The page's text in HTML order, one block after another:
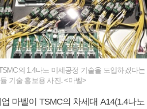
의 1.4나노 미세공정 기술을 도입하겠다는
기술 홍보용 사진. <마벨>
마벨이 TSMC의 차세대 A14(1.4나노